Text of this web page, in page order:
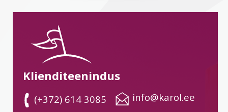
Klienditeenindus
(+372) 614 3085
info@karol.ee